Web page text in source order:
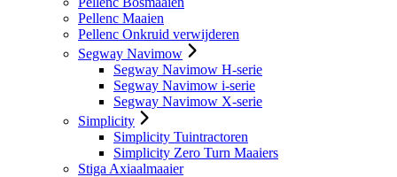
Pellenc Maaien
Pellenc Onkruid verwijderen
Segway Navimow
Segway Navimow H-serie
Segway Navimow i-serie
Segway Navimow X-serie
Simplicity
Simplicity Tuintractoren
Simplicity Zero Turn Maaiers
Stiga Axiaalmaaier